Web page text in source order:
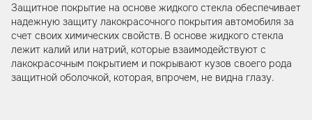
Защитное покрытие на основе жидкого стекла обеспечивает
надежную защиту лакокрасочного покрытия автомобиля за
счет своих химических свойств. В основе жидкого стекла
лежит калий или натрий, которые взаимодействуют с
лакокрасочным покрытием и покрывают кузов своего рода
защитной оболочкой, которая, впрочем, не видна глазу.